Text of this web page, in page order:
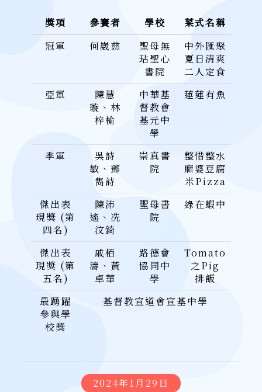
獎項 參賽者 學校
菜式名稱
冠軍
何崴慈
聖母無
玷聖心
書院
中外匯聚
夏日清爽
二人定食
亞軍
陳慧
璇、林
梓榆
中華基
督教會
基元中
學
蓮蓮有魚
季軍
吳詩
敏、鄧
雋詩
崇真書
院
整惜整水
麻婆豆腐
米Pizza
傑出表
現獎 (第
四名)
陳沛
遙、冼
汶錡
聖母書
院
綠在蝦中
傑出表
現獎 (第
五名)
戚栢
濤、黃
卓華
路德會
協同中
學
Tomato
之Pig
排飯
最踴躍
參與學
校獎
基督教宣道會宣基中學
2024年1月29日